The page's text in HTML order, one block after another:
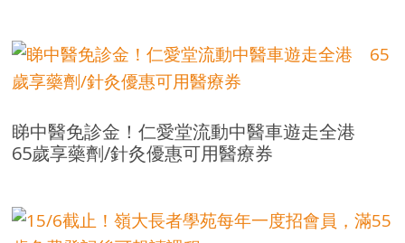
睇中醫免診金！仁愛堂流動中醫車遊走全港
65歲享藥劑/針灸優惠可用醫療券